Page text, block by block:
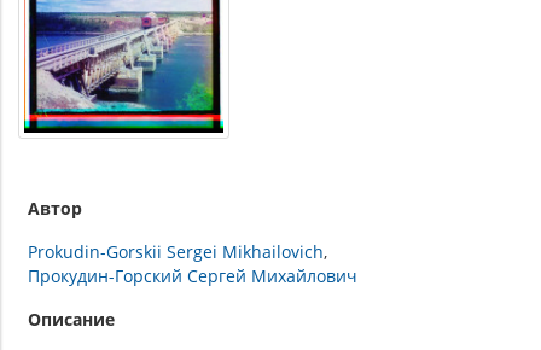
Автор
Prokudin-Gorskii Sergei Mikhailovich
Прокудин-Горский Сергей Михайлович
Описание